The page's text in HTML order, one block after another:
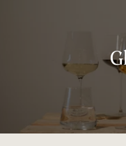
S
a
m